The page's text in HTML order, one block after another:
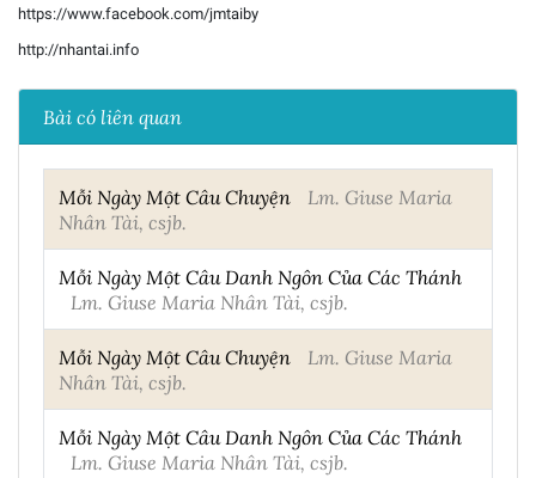
https://www.facebook.com/jmtaiby
http://nhantai.info
Bài có liên quan
Mỗi Ngày Một Câu Chuyện
Lm. Giuse Maria
Nhân Tài, csjb.
Mỗi Ngày Một Câu Danh Ngôn Của Các Thánh
Lm. Giuse Maria Nhân Tài, csjb.
Mỗi Ngày Một Câu Chuyện
Lm. Giuse Maria
Nhân Tài, csjb.
Mỗi Ngày Một Câu Danh Ngôn Của Các Thánh
Lm. Giuse Maria Nhân Tài, csjb.